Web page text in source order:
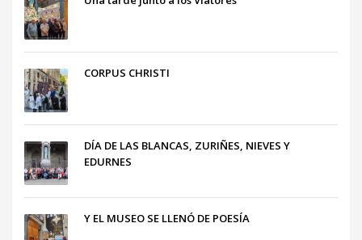
CORPUS CHRISTI
DÍA DE LAS BLANCAS, ZURIÑES, NIEVES Y
EDURNES
Y EL MUSEO SE LLENÓ DE POESÍA